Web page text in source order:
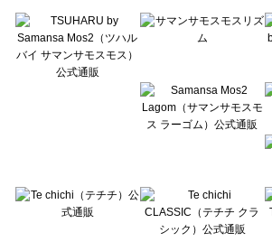
Lugnoncure（ルノンキュール）の一覧
BETTY'S BLUE（べティーズブルー）の一覧
Wpc.（ワールドパーティー）の一覧